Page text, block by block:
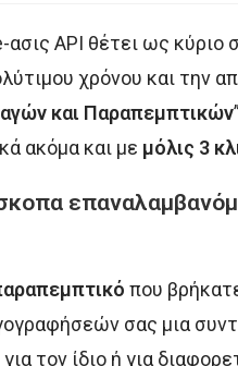
API θέτει ως κύριο
χρόνου και την
και Παραπεμπτικών
ακόμα και με μόλις 3
που
σας μια
τον ίδιο ή για